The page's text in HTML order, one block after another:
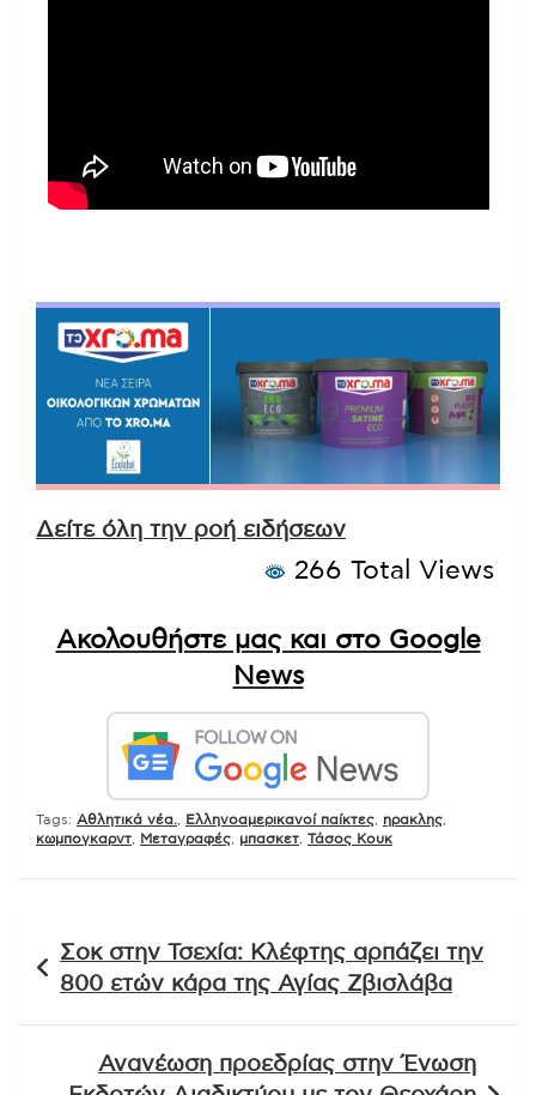
Δείτε όλη την ροή ειδήσεων
266 Total Views
Ακολουθήστε μας και στο Google
News
Tags: Αθλητικά νέα. Ελληνοαμερικανοί παίκτες ηρακλης
κωμπογκαρντ
Μεταγραφές μπασκετ Τάσος Κουκ
άρθρων
Σοκ στην Τσεχία: Κλέφτης αρπάζει την
800 ετών κάρα της Αγίας Ζβισλάβα
Ανανέωση προεδρίας στην Ένωση